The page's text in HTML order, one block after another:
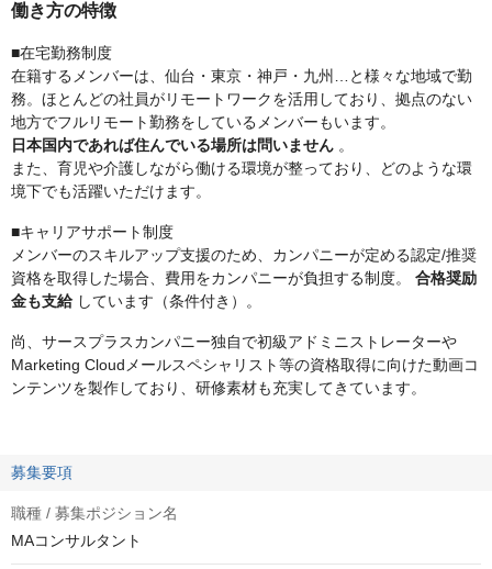
働き方の特徴
■在宅勤務制度
在籍するメンバーは、仙台・東京・神戸・九州…と様々な地域で勤
務。ほとんどの社員がリモートワークを活用しており、拠点のない
地方でフルリモート勤務をしているメンバーもいます。
日本国内であれば住んでいる場所は問いません 。
また、育児や介護しながら働ける環境が整っており、どのような環
境下でも活躍いただけます。
■キャリアサポート制度
メンバーのスキルアップ支援のため、カンパニーが定める認定/推奨
資格を取得した場合、費用をカンパニーが負担する制度。 合格奨励
金も支給しています（条件付き）。
尚、サースプラスカンパニー独自で初級アドミニストレーターや
Marketing Cloudメールスペシャリスト等の資格取得に向けた動画コ
ンテンツを製作しており、研修素材も充実してきています。
募集要項
職種 / 募集ポジション名
MAコンサルタント